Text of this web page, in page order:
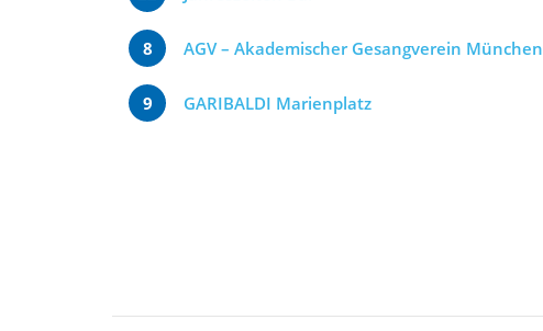
8 AGV – Akademischer Gesangverein München
9 GARIBALDI Marienplatz